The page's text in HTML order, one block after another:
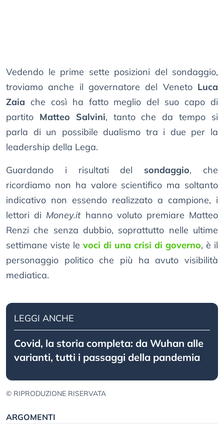
Vedendo le prime sette posizioni del sondaggio,
troviamo anche il governatore del Veneto Luca
Zaia che così ha fatto meglio del suo capo di
partito Matteo Salvini, tanto che da tempo si
parla di un possibile dualismo tra i due per la
leadership della Lega.
Guardando i risultati del sondaggio, che
ricordiamo non ha valore scientifico ma soltanto
indicativo non essendo realizzato a campione, i
lettori di Money.it hanno voluto premiare Matteo
Renzi che senza dubbio, soprattutto nelle ultime
settimane viste le voci di una crisi di governo, è il
personaggio politico che più ha avuto visibilità
mediatica.
LEGGI ANCHE
Covid, la storia completa: da Wuhan alle
varianti, tutti i passaggi della pandemia
© RIPRODUZIONE RISERVATA
ARGOMENTI